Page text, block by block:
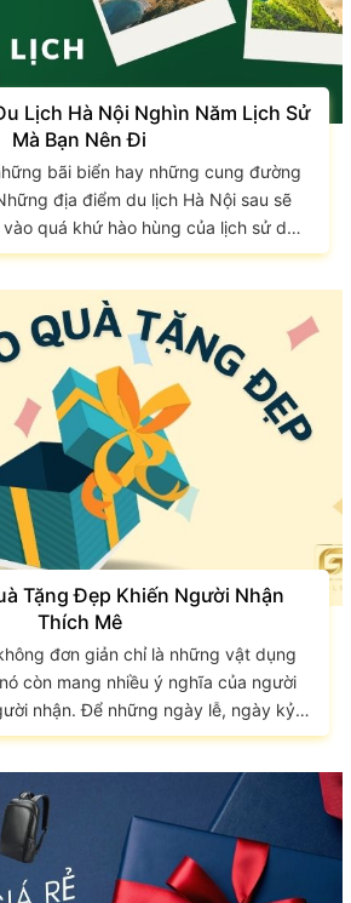
Lịch Hà Nội Nghìn Năm Lịch Sử
Mà Bạn Nên Đi
bãi biển hay những cung đường
địa điểm du lịch Hà Nội sau sẽ
quá khứ hào hùng của lịch sử dân
không khí mới mẻ, những món ăn
4 địa điểm du lịch nổi tiếng này nhé.
lịch Hà Nội nên đi Thủ đô văn hóa,
chính trị...
Tặng Đẹp Khiến Người Nhận
Thích Mê
đơn giản chỉ là những vật dụng
còn mang nhiều ý nghĩa của người
nhận. Để những ngày lễ, ngày kỷ
nhật của người bạn quý mến trở nên
LONG gợi ý 5 mẫu balo quà tặng
Trong rất...